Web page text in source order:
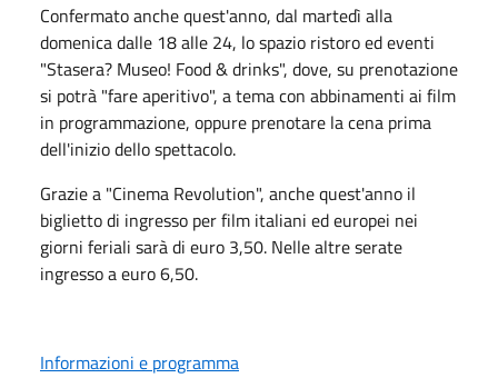
Confermato anche quest'anno, dal martedì alla
domenica dalle 18 alle 24, lo spazio ristoro ed eventi
"Stasera? Museo! Food & drinks", dove, su prenotazione
si potrà "fare aperitivo", a tema con abbinamenti ai film
in programmazione, oppure prenotare la cena prima
dell'inizio dello spettacolo.
Grazie a "Cinema Revolution", anche quest'anno il
biglietto di ingresso per film italiani ed europei nei
giorni feriali sarà di euro 3,50. Nelle altre serate
ingresso a euro 6,50.
Informazioni e programma